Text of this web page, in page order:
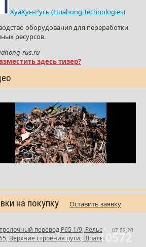
ХуаХун-Русь (Huahong Technologies)
оборудования для переработки
ресурсов.
rus.ru
здесь тизер?
на покупку Оставить заявку
10572
07.02.20
перевод Р65 1/9, Рельс
Верхние строения пути, Шпалы